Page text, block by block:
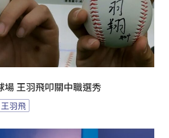
場 王羽飛叩關中職選秀
王羽飛